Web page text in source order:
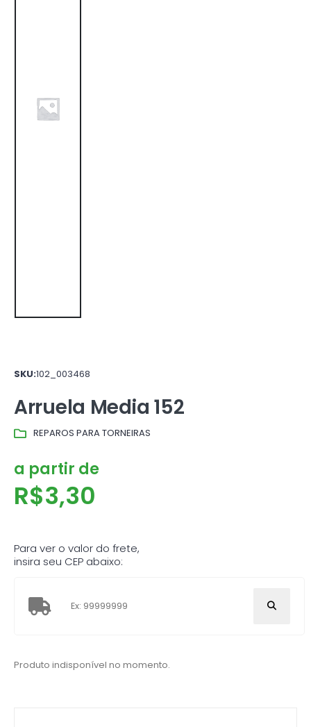
SKU:102_003468
Arruela Media 152
REPAROS PARA TORNEIRAS
a partir de
R$3,30
Para ver o valor do frete,
insira seu CEP abaixo:
Produto indisponível no momento.